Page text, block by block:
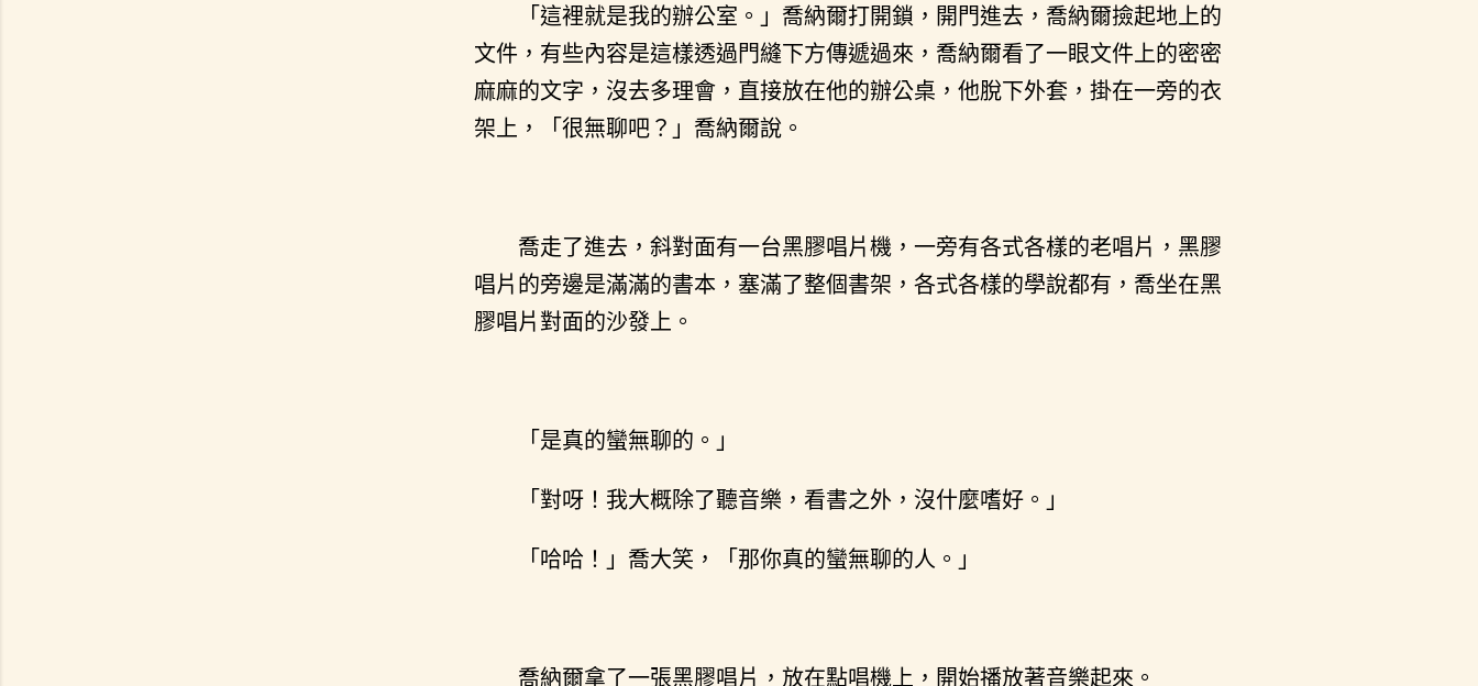
「這裡就是我的辦公室。」喬納爾打開鎖，開門進去，喬納爾撿起地上的
文件，有些內容是這樣透過門縫下方傳遞過來，喬納爾看了一眼文件上的密密
麻麻的文字，沒去多理會，直接放在他的辦公桌，他脫下外套，掛在一旁的衣
架上，「很無聊吧？」喬納爾說。
喬走了進去，斜對面有一台黑膠唱片機，一旁有各式各樣的老唱片，黑膠
唱片的旁邊是滿滿的書本，塞滿了整個書架，各式各樣的學說都有，喬坐在黑
膠唱片對面的沙發上。
「是真的蠻無聊的。」
「對呀！我大概除了聽音樂，看書之外，沒什麼嗜好。」
「哈哈！」喬大笑，「那你真的蠻無聊的人。」
喬納爾拿了一張黑膠唱片，放在點唱機上，開始播放著音樂起來。